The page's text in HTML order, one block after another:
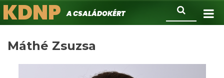
Ugrás
a
Keresés
KDNPA családokért.
Máthé Zsuzsa